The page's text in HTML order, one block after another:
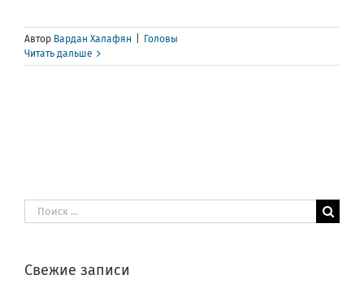
Автор Вардан Халафян
Головы
Читать дальше
Результат
поиска:
Свежие записи